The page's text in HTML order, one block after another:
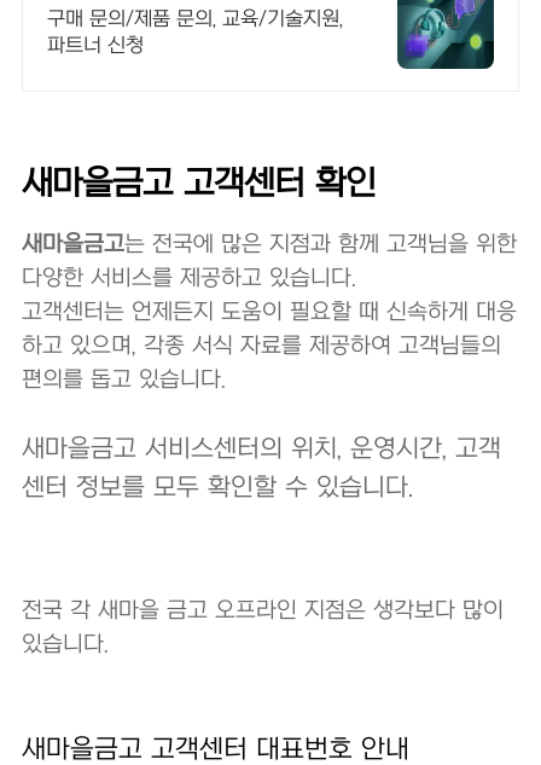
구매 문의/제품 문의, 교육/기술지원,
파트너 신청
새마을금고 고객센터 확인
새마을금고는 전국에 많은 지점과 함께 고객님을 위한
다양한 서비스를 제공하고 있습니다.
고객센터는 언제든지 도움이 필요할 때 신속하게 대응
하고 있으며, 각종 서식 자료를 제공하여 고객님들의
편의를 돕고 있습니다.
새마을금고 서비스센터의 위치, 운영시간, 고객
센터 정보를 모두 확인할 수 있습니다.
전국 각 새마을 금고 오프라인 지점은 생각보다 많이
있습니다.
새마을금고 고객센터 대표번호 안내